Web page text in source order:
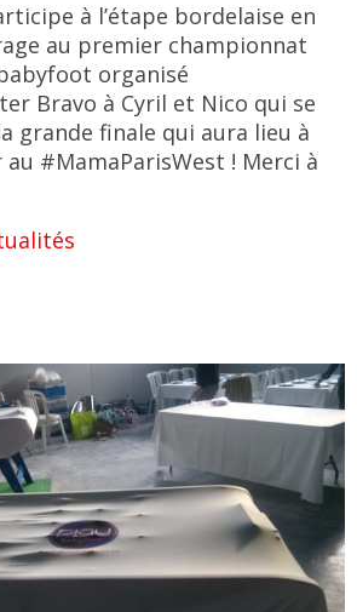
à l’étape bordelaise en
au premier championnat
organisé
Bravo à Cyril et Nico qui se
grande finale qui aura lieu à
#MamaParisWest ! Merci à